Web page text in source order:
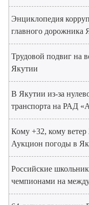
Энциклопедия
главного дорожника
Трудовой подвиг на
Якутии
В Якутии из-за
транспорта на РАД
Кому +32, кому
Аукцион погоды в
Российские
чемпионами на